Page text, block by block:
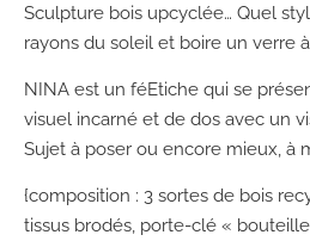
Sculpture bois upcyclée… Quel
rayons du soleil et boire un verre
NINA est un féEtiche qui se
visuel incarné et de dos avec un
Sujet à poser ou encore mieux, à
{composition : 3 sortes de bois
tissus brodés, porte-clé «